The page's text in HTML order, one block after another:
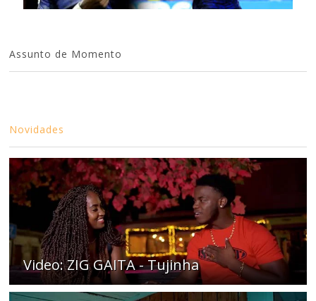
Assunto de Momento
Novidades
Video: ZIG GAITA - Tujinha